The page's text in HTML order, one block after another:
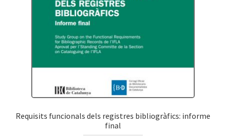
Requisits funcionals dels registres bibliogràfics: informe
final